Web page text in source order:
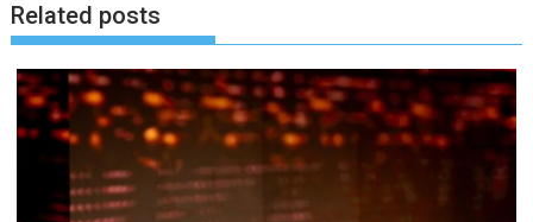
Related posts